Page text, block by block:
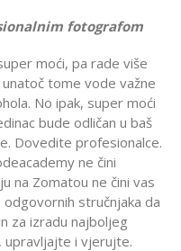
fotografom
moći, pa rade više
tome vode važne
No ipak, super moći
bude odličan u baš
Dovedite profesionalce.
ne čini
na Zomatou ne čini vas
stručnjaka da
za izradu najboljeg
i vjerujte.